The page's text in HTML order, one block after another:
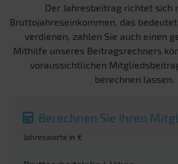
Der Jahresbeitrag richtet sich
Bruttojahreseinkommen, das
verdienen, zahlen Sie auch einen
Mithilfe unseres Beitragsrechners
voraussichtlichen
berechnen lassen.
Berechnen Sie Ihren
Jahreswerte in €